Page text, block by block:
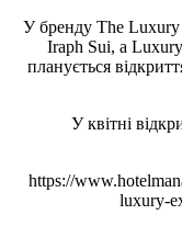
У бренду The Luxury
Iraph Sui, a
планується
У квітні
https://
luxury-